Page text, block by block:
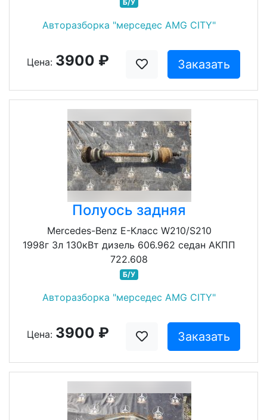
Б/У
Авторазборка "мерседес AMG CITY"
Цена: 3900 ₽ Заказать
Полуось задняя
Mercedes-Benz E-Класс W210/S210
1998г 3л 130кВт дизель 606.962 седан АКПП
722.608
Б/У
Авторазборка "мерседес AMG CITY"
Цена: 3900 ₽ Заказать